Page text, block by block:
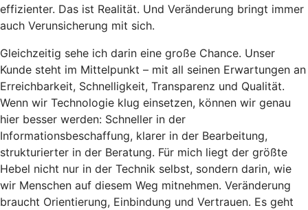
effizienter. Das ist Realität. Und Veränderung bringt immer
auch Verunsicherung mit sich.
Gleichzeitig sehe ich darin eine große Chance. Unser
Kunde steht im Mittelpunkt – mit all seinen Erwartungen an
Erreichbarkeit, Schnelligkeit, Transparenz und Qualität.
Wenn wir Technologie klug einsetzen, können wir genau
hier besser werden: Schneller in der
Informationsbeschaffung, klarer in der Bearbeitung,
strukturierter in der Beratung. Für mich liegt der größte
Hebel nicht nur in der Technik selbst, sondern darin, wie
wir Menschen auf diesem Weg mitnehmen. Veränderung
braucht Orientierung, Einbindung und Vertrauen. Es geht